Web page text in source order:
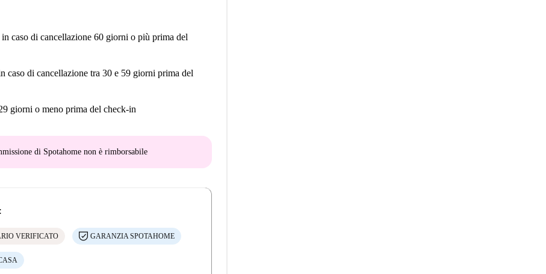
in caso di cancellazione 60 giorni o più prima del
caso di cancellazione tra 30 e 59 giorni prima del
giorni o meno prima del check-in
di Spotahome non è rimborsabile
VERIFICATO GARANZIA SPOTAHOME